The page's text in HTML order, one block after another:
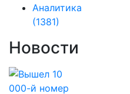
Аналитика
(1381)
Новости